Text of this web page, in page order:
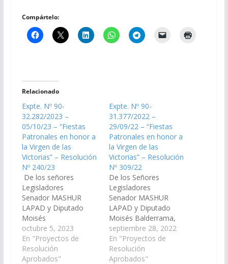
Compártelo:
Relacionado
Expte. Nº 90-
32.282/2023 –
05/10/23 – “Fiestas
Patronales en honor a
la Virgen de las
Victorias” – Resolución
Nº 240/23
De los señores
Legisladores
Senador MASHUR
LAPAD y Diputado
Moisés
Balderrama, declarand
o de interés de esta
Cámara de Senadores
las “Fiestas Patronales
octubre 5, 2023
En "Proyectos de
Resolución
Aprobados"
Expte. Nº 90-
31.377/2022 –
29/09/22 – “Fiestas
Patronales en honor a
la Virgen de las
Victorias” – Resolución
Nº 309/22
De los Señores
Legisladores
Senador MASHUR
LAPAD y Diputado
Moisés Balderrama,
declarando de interés
de esta Cámara de
Senadores las “Fiestas
Patronales en honor a
septiembre 28, 2022
En "Proyectos de
Resolución
Aprobados"